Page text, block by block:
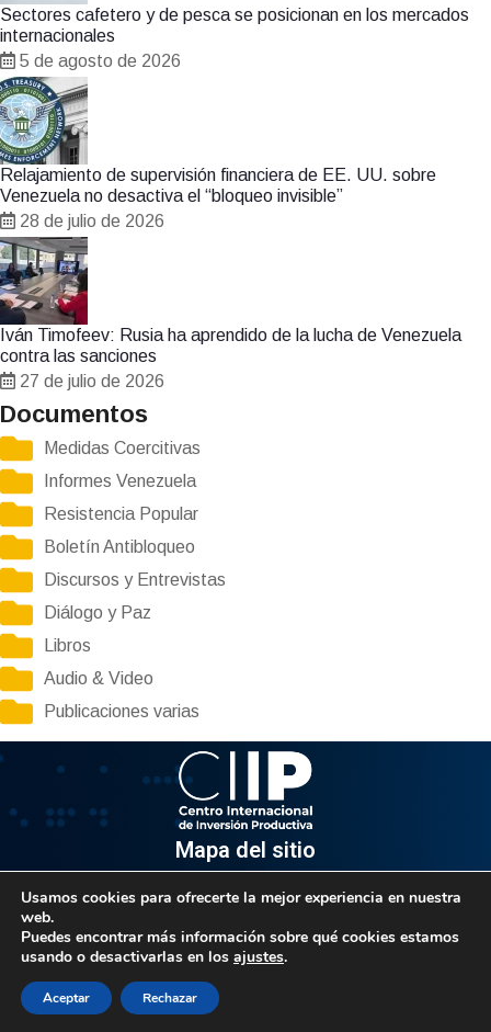
Sectores cafetero y de pesca se posicionan en los mercados
internacionales
5 de agosto de 2026
Relajamiento de supervisión financiera de EE. UU. sobre
Venezuela no desactiva el “bloqueo invisible”
28 de julio de 2026
Iván Timofeev: Rusia ha aprendido de la lucha de Venezuela
contra las sanciones
27 de julio de 2026
Documentos
Medidas Coercitivas
Informes Venezuela
Resistencia Popular
Boletín Antibloqueo
Discursos y Entrevistas
Diálogo y Paz
Libros
Audio & Video
Publicaciones varias
Mapa del sitio
Av. Venezuela, Edif. Epsilon Piso 3, Oficina 3-2, Sector el
Rosal, Chacao.
Caracas, Código Postal 1064
Info@observatorio.gob.ve
Usamos cookies para ofrecerte la mejor experiencia en nuestra
web.
Puedes encontrar más información sobre qué cookies estamos
usando o desactivarlas en los ajustes.
Aceptar Rechazar